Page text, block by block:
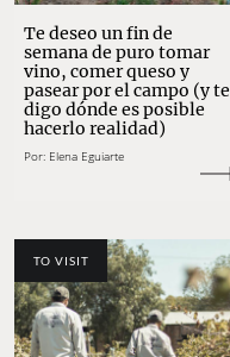
Te deseo un fin de
semana de puro tomar
vino, comer queso y
pasear por el campo (y te
digo dónde es posible
hacerlo realidad)
Por: Elena Eguiarte
TO VISIT